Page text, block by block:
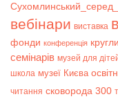
вебінари виставка
фонди конференція
семінарів музей для
школа музеї Києва
читання сковорода 300